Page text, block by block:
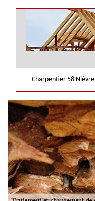
Charpentier 58 Nièvre